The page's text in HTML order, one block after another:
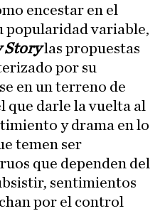
encestar en el
popularidad variable,
Storylas propuestas
por su
en un terreno de
que darle la vuelta al
y drama en lo
temen ser
que dependen del
sentimientos
por el control